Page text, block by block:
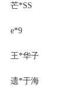
芒*SS
e*9
王*华子
遗*于海